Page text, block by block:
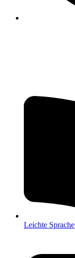
Leichte Sprache